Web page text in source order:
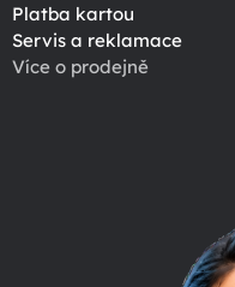
Platba kartou
Servis a reklamace
Více o prodejně